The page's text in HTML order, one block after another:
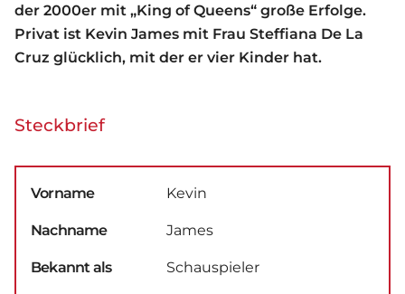
der 2000er mit „King of Queens“ große Erfolge.
Privat ist Kevin James mit Frau Steffiana De La
Cruz glücklich, mit der er vier Kinder hat.
Steckbrief
Vorname Kevin
Nachname James
Bekannt als Schauspieler